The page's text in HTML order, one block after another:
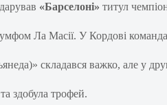
«Барселоні» титул
Ла Масії. У Кордові
складався важко, але у
здобула трофей.